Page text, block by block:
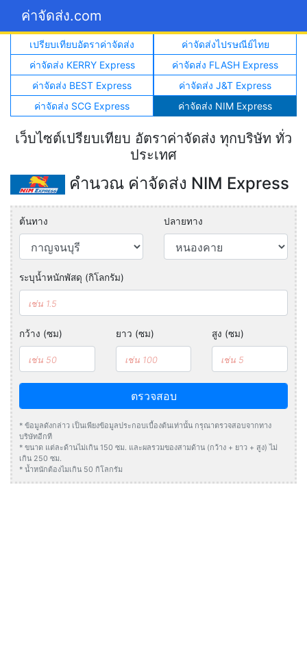
ค่าจัดส่ง.com
เปรียบเทียบอัตราค่าจัดส่ง
ค่าจัดส่งไปรษณีย์ไทย
ค่าจัดส่ง KERRY Express
ค่าจัดส่ง FLASH Express
ค่าจัดส่ง BEST Express
ค่าจัดส่ง J&T Express
ค่าจัดส่ง SCG Express
ค่าจัดส่ง NIM Express
เว็บไซต์เปรียบเทียบ อัตราค่าจัดส่ง ทุกบริษัท ทั่ว
ประเทศ
คำนวณ ค่าจัดส่ง NIM Express
ต้นทาง ปลายทาง
ระบุน้ำหนักพัสดุ (กิโลกรัม)
กว้าง (ซม) ยาว (ซม) สูง (ซม)
ตรวจสอบ
* ข้อมูลดังกล่าว เป็นเพียงข้อมูลประกอบเบื้องต้นเท่านั้น กรุณาตรวจสอบจากทาง
บริษัทอีกที
* ขนาด แต่ละด้านไม่เกิน 150 ซม. และผลรวมของสามด้าน (กว้าง + ยาว + สูง) ไม่
เกิน 250 ซม.
* น้ำหนักต้องไมเกิน 50 กิโลกรัม